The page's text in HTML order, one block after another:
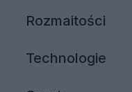
Rozmaitości
Technologie